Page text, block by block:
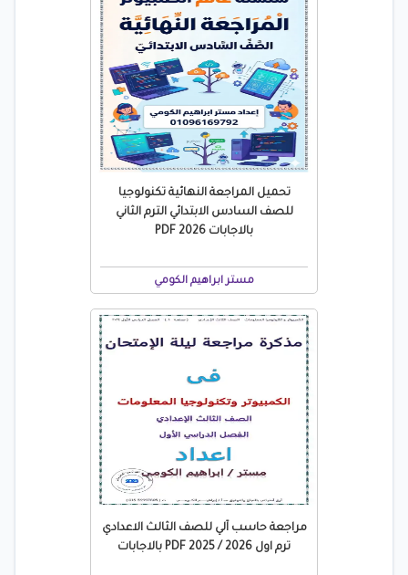
تحميل المراجعة النهائية تكنولوجيا
للصف السادس الابتدائي الترم الثاني
بالاجابات 2026 PDF
مستر ابراهيم الكومي
مراجعة حاسب آلي للصف الثالث الاعدادي
ترم اول 2026 / 2025 PDF بالاجابات